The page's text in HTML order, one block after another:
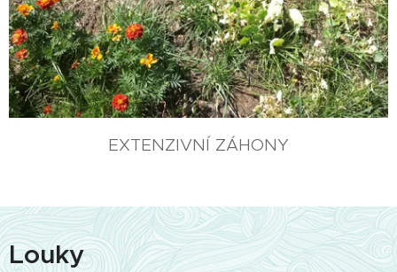
EXTENZIVNÍ ZÁHONY
Louky